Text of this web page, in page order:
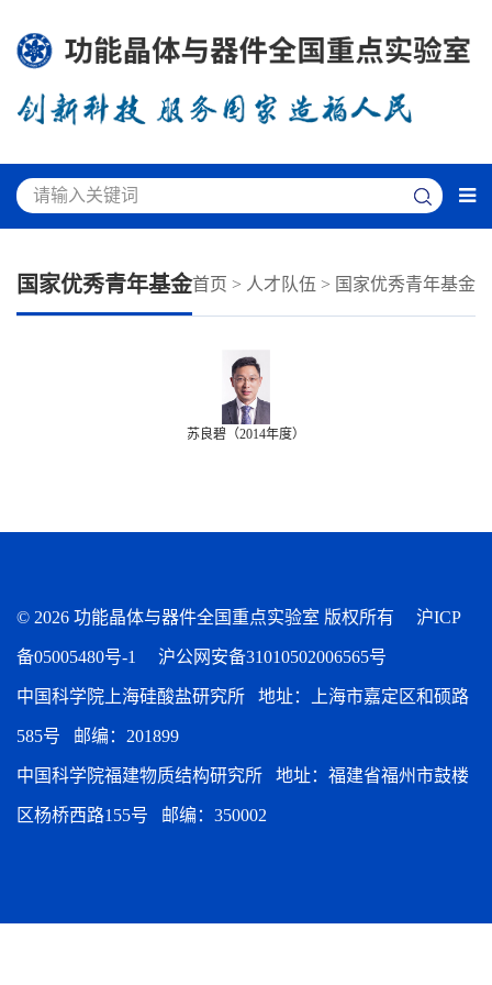
国家优秀青年基金首页 > 人才队伍 > 国家优秀青年基金
苏良碧（2014年度）
© 2026 功能晶体与器件全国重点实验室 版权所有 沪ICP
备05005480号-1 沪公网安备31010502006565号
中国科学院上海硅酸盐研究所 地址：上海市嘉定区和硕路
585号 邮编：201899
中国科学院福建物质结构研究所 地址：福建省福州市鼓楼
区杨桥西路155号 邮编：350002